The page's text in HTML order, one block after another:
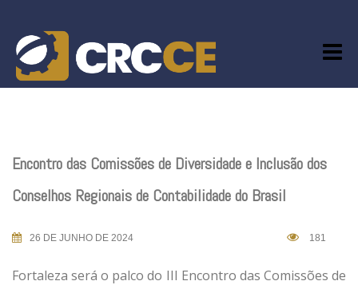
content
Encontro das Comissões de Diversidade e Inclusão dos
Conselhos Regionais de Contabilidade do Brasil
26 DE JUNHO DE 2024 181
Fortaleza será o palco do III Encontro das Comissões de